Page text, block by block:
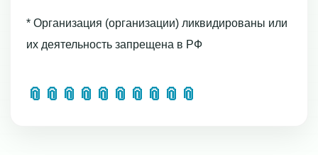
* Организация (организации) ликвидированы или
их деятельность запрещена в РФ
📎 📎 📎 📎 📎 📎 📎 📎 📎 📎